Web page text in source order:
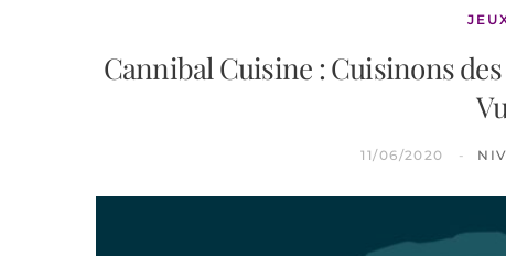
Cannibal Cuisine : Cuisinons
11/06/2020